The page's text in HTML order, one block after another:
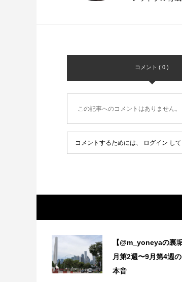
コメント ( 0 )
この記事へのコメントはありません。
コメントするためには、 ログイン し
【@m_yoneyaの裏
月第2週〜9月第4週
本音